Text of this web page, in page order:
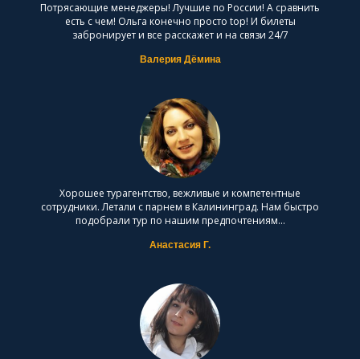
Потрясающие менеджеры! Лучшие по России! А сравнить
есть с чем! Ольга конечно просто top! И билеты
забронирует и все расскажет и на связи 24/7
Валерия Дёмина
Хорошее турагентство, вежливые и компетентные
сотрудники. Летали с парнем в Калининград. Нам быстро
подобрали тур по нашим предпочтениям...
Анастасия Г.